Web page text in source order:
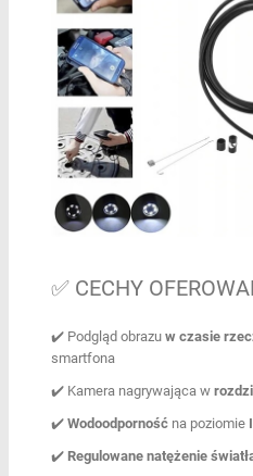
✅ CECHY
✔️ Podgląd obrazuw czasie
smartfona
✔️ Kamera nagrywająca w
✔️ Wodoodporność na poziomie
✔️ Regulowane natężenie